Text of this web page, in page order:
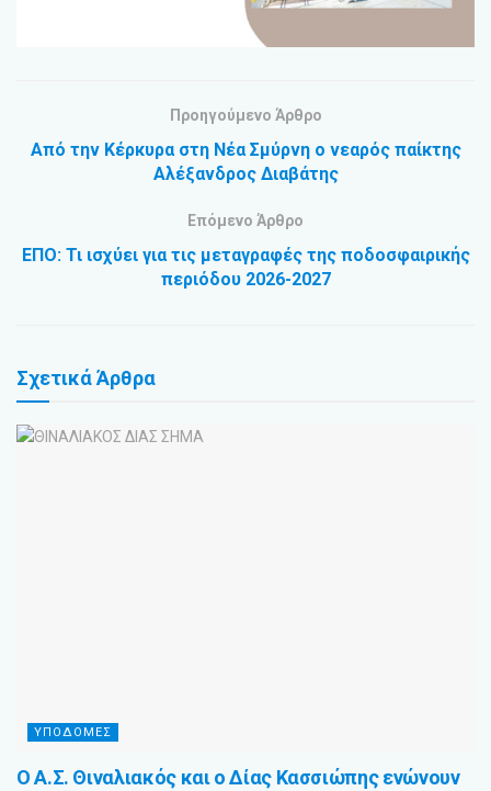
Προηγούμενο Άρθρο
Από την Κέρκυρα στη Νέα Σμύρνη ο νεαρός παίκτης
Αλέξανδρος Διαβάτης
Επόμενο Άρθρο
ΕΠΟ: Τι ισχύει για τις μεταγραφές της ποδοσφαιρικής
περιόδου 2026-2027
ΣχετικάΆρθρα
ΥΠΟΔΟΜΕΣ
Ο Α.Σ. Θιναλιακός και ο Δίας Κασσιώπης ενώνουν